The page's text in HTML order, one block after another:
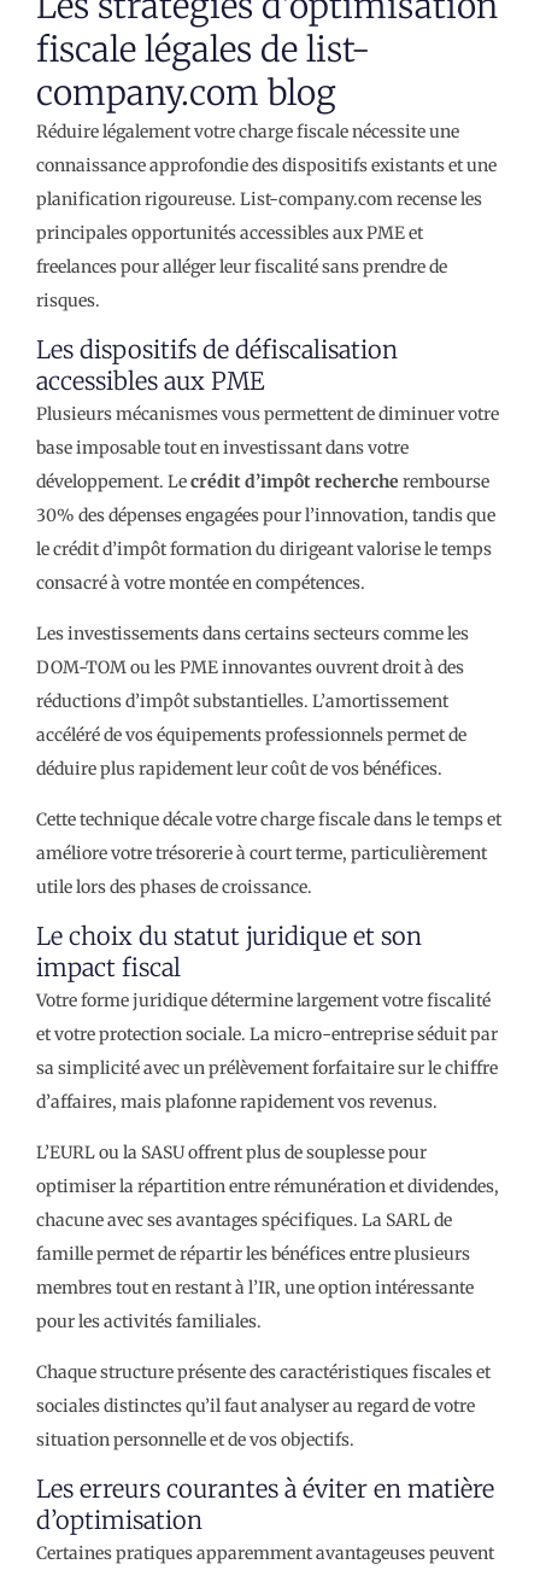
fiscale légales de list-
company.com blog
Réduire légalement votre charge fiscale nécessite une
connaissance approfondie des dispositifs existants et une
planification rigoureuse. List-company.com recense les
principales opportunités accessibles aux PME et
freelances pour alléger leur fiscalité sans prendre de
risques.
Les dispositifs de défiscalisation
accessibles aux PME
Plusieurs mécanismes vous permettent de diminuer votre
base imposable tout en investissant dans votre
développement. Lecrédit d’impôt recherche rembourse
30% des dépenses engagées pour l’innovation, tandis que
le crédit d’impôt formation du dirigeant valorise le temps
consacré à votre montée en compétences.
Les investissements dans certains secteurs comme les
DOM-TOM ou les PME innovantes ouvrent droit à des
réductions d’impôt substantielles. L’amortissement
accéléré de vos équipements professionnels permet de
déduire plus rapidement leur coût de vos bénéfices.
Cette technique décale votre charge fiscale dans le temps et
améliore votre trésorerie à court terme, particulièrement
utile lors des phases de croissance.
Le choix du statut juridique et son
impact fiscal
Votre forme juridique détermine largement votre fiscalité
et votre protection sociale. La micro-entreprise séduit par
sa simplicité avec un prélèvement forfaitaire sur le chiffre
d’affaires, mais plafonne rapidement vos revenus.
L’EURL ou la SASU offrent plus de souplesse pour
optimiser la répartition entre rémunération et dividendes,
chacune avec ses avantages spécifiques. La SARL de
famille permet de répartir les bénéfices entre plusieurs
membres tout en restant à l’IR, une option intéressante
pour les activités familiales.
Chaque structure présente des caractéristiques fiscales et
sociales distinctes qu’il faut analyser au regard de votre
situation personnelle et de vos objectifs.
Les erreurs courantes à éviter en matière
d’optimisation
Certaines pratiques apparemment avantageuses peuvent